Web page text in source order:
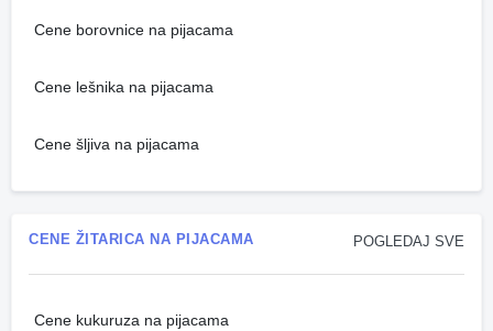
Cene borovnice na pijacama
Cene lešnika na pijacama
Cene šljiva na pijacama
POGLEDAJ SVE
CENE ŽITARICA NA PIJACAMA
Cene kukuruza na pijacama